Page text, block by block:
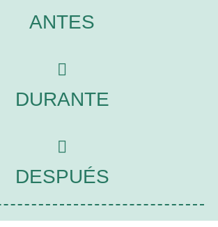
ANTES
DURANTE
DESPUÉS